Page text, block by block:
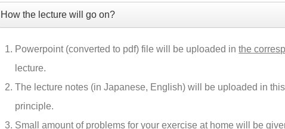
How the lecture will go on?
Powerpoint (converted to pdf) file will be uploaded inthe
lecture.
The lecture notes (in Japanese, English) will be uploaded in
principle.
Small amount of problems for your exercise at home will be